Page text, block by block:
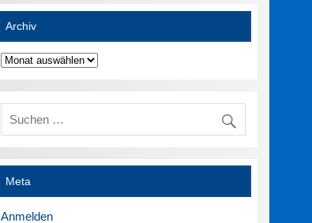
Archiv
Archiv
Meta
Anmelden